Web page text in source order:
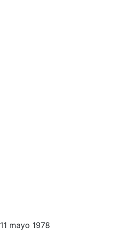
11 mayo 1978